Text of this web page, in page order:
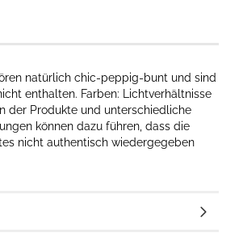
natürlich chic-peppig-bunt und sind
enthalten. Farben: Lichtverhältnisse
der Produkte und unterschiedliche
können dazu führen, dass die
nicht authentisch wiedergegeben